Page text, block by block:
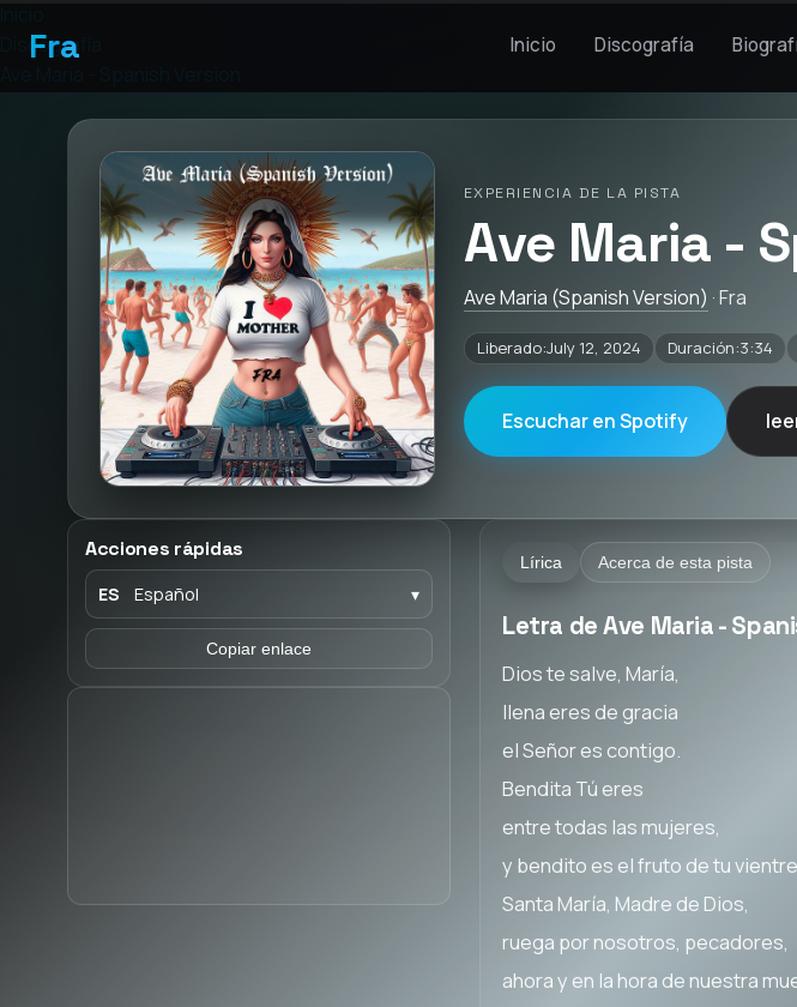
Fra Inicio Discografía
Discografía
EXPERIENCIA DE LA PISTA
Ave Maria -
Ave Maria (Spanish Version) · Fra
Liberado:July 12, 2024 Duración:3:34
Escuchar en Spotify
Acciones rápidas
ES Español ▾
Copiar enlace
Lírica Acerca de esta pista
Letra de Ave Maria -
Dios te salve, María,
llena eres de gracia
el Señor es contigo.
Bendita Tú eres
entre todas las mujeres,
y bendito es el fruto de tu
Santa María, Madre de Dios,
ruega por nosotros, pecadores,
ahora y en la hora de nuestra